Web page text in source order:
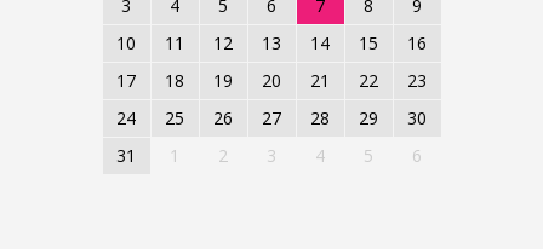
3
4 5 6 7 8
9
10
11 12 13 14 15
16
17
18 19 20 21 22
23
24
25 26 27 28 29
30
31
1 2 3 4 5 6